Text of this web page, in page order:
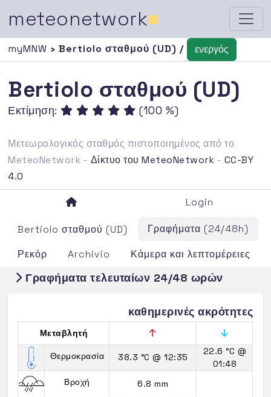
meteonetwork■
myMNW › Bertiolo σταθμού (UD) / ενεργός
Bertiolo σταθμού (UD)
Εκτίμηση: (100 %)
Μετεωρολογικός σταθμός πιστοποιημένος από το
MeteoNetwork - Δίκτυο του MeteoNetwork - CC-BY
4.0
Login
Bertiolo σταθμού (UD)
Γραφήματα (24/48h)
Ρεκόρ
Archivio Κάμερα και λεπτομέρειες
Γραφήματα τελευταίων 24/48 ωρών
καθημερινές ακρότητες
Μεταβλητή
Θερμοκρασία 38.3 °C@ 12:35
22.6 °C @
01:48
Βροχή
6.8 mm